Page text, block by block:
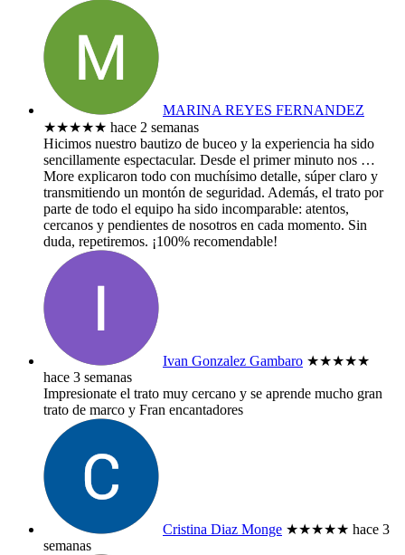
MARINA REYES FERNANDEZ
★★★★★ hace 2 semanas
​Hicimos nuestro bautizo de buceo y la experiencia ha sido
sencillamente espectacular. Desde el primer minuto nos …
More explicaron todo con muchísimo detalle, súper claro y
transmitiendo un montón de seguridad. Además, el trato por
parte de todo el equipo ha sido incomparable: atentos,
cercanos y pendientes de nosotros en cada momento. Sin
duda, repetiremos. ¡100% recomendable!
Ivan Gonzalez Gambaro ★★★★★
hace 3 semanas
Impresionate el trato muy cercano y se aprende mucho gran
trato de marco y Fran encantadores
Cristina Diaz Monge ★★★★★ hace 3
semanas